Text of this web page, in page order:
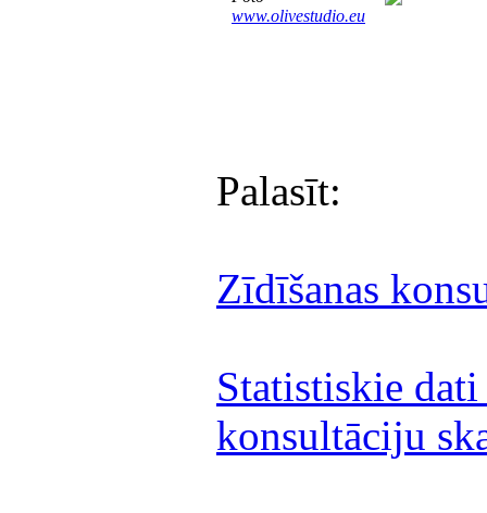
www.olivestudio.eu
Palasīt:
Zīdīšanas
Statistiskie dati
konsultāciju